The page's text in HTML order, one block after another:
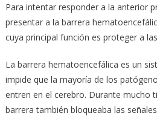
Para intentar responder a la anterior
presentar a la barrera
cuya principal función es proteger a
La barrera hematoencefálica es un
impide que la mayoría de los
entren en el cerebro. Durante mucho
barrera también bloqueaba las